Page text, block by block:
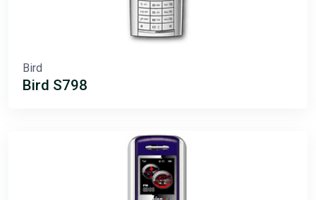
Bird
Bird S798